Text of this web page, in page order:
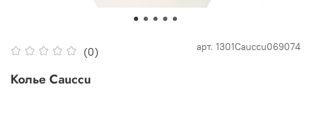
(0) арт. 1301Cauccu069074
Колье Cauccu